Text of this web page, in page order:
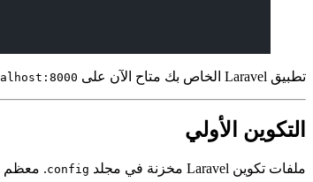
تطبيق Laravel الخاص بك متاح الآن على
التكوين الأولي
ملفات تكوين Laravel مخزنة في مجلد config. معظم